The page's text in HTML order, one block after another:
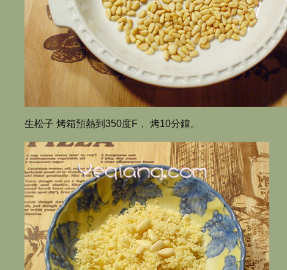
生松子 烤箱預熱到350度F， 烤10分鐘。